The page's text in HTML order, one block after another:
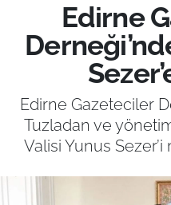
Edirne
Edirne Gazeteciler
Tuzladan ve
Valisi Yunus
ASAYİŞ
SİYASET
GÜNDEM
EKONOMİ
SAĞLIK